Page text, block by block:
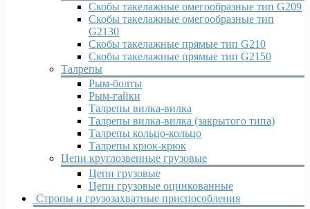
Скобы такелажные омегообразные тип G209
Скобы такелажные омегообразные тип
G2130
Скобы такелажные прямые тип G210
Скобы такелажные прямые тип G2150
Талрепы
Рым-болты
Рым-гайки
Талрепы вилка-вилка
Талрепы вилка-вилка (закрытого типа)
Талрепы кольцо-кольцо
Талрепы крюк-крюк
Цепи круглозвенные грузовые
Цепи грузовые
Цепи грузовые оцинкованные
Стропы и грузозахватные приспособления